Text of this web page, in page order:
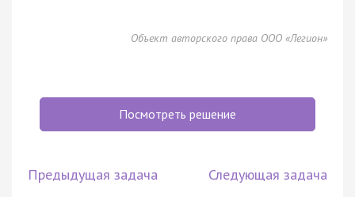
Объект авторского права ООО «Легион»
Посмотреть решение
Предыдущая задача Следующая задача